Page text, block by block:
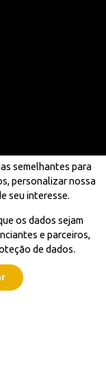
semelhantes para
personalizar nossa
seu interesse.
os dados sejam
e parceiros,
de dados.